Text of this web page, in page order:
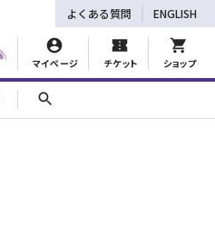
マイページ チケット ショップ
よくある質問 ENGLISH